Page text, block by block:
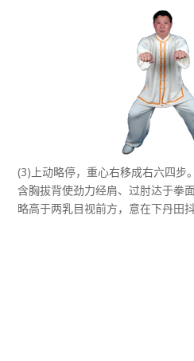
(3)上动略停，重心右移成右六四步
含胸拔背使劲力经肩、过肘达于拳
略高于两乳目视前方，意在下丹田